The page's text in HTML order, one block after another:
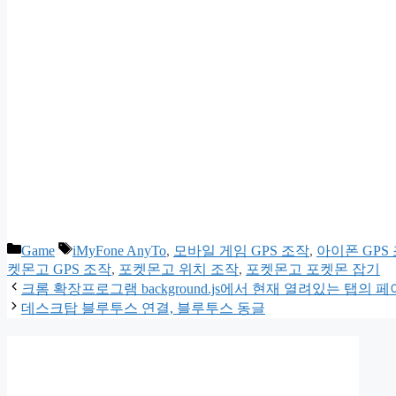
카
테
고
리
Game
태
그
iMyFone AnyTo, 모바일 게임 GPS 조작, 아이폰 GPS
켓몬고 GPS 조작, 포켓몬고 위치 조작, 포켓몬고 포켓몬 잡기
크롬 확장프로그램 background.js에서 현재 열려있는 탭의
데스크탑 블루투스 연결, 블루투스 동글